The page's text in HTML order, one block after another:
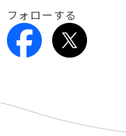
フォローする